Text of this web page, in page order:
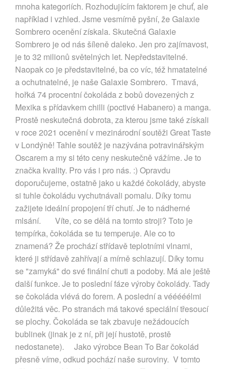
mnoha kategoriích. Rozhodujícím faktorem je chuť, ale
například i vzhled. Jsme vesmírně pyšní, že Galaxie
Sombrero ocenění získala. Skutečná Galaxie
Sombrero je od nás šíleně daleko. Jen pro zajímavost,
je to 32 milionů světelných let. Nepředstavitelné.
Naopak co je představitelné, ba co víc, též hmatatelné
a ochutnatelné, je naše Galaxie Sombrero. Tmavá,
hořká 74 procentní čokoláda z bobů dovezených z
Mexika s přídavkem chilli (poctivé Habanero) a manga.
Prostě neskutečná dobrota, za kterou jsme také získali
v roce 2021 ocenění v mezinárodní soutěži Great Taste
v Londýně! Tahle soutěž je nazývána potravinářským
Oscarem a my si této ceny neskutečně vážíme. Je to
značka kvality. Pro vás i pro nás. :) Opravdu
doporučujeme, ostatně jako u každé čokolády, abyste
si tuhle čokoládu vychutnávali pomalu. Díky tomu
zažijete ideální propojení tří chutí. Je to nádherné
mlsání. Víte, co se dělá na tomto stroji? Toto je
tempírka, čokoláda se tu temperuje. Ale co to
znamená? Že prochází střídavě teplotními vlnami,
které ji střídavě zahřívají a mírně schlazují. Díky tomu
se "zamyká" do své finální chuti a podoby. Má ale ještě
další funkce. Je to poslední fáze výroby čokolády. Tady
se čokoláda vlévá do forem. A poslední a vééééélmi
důležitá věc. Po stranách má takové speciální třesoucí
se plochy. Čokoláda se tak zbavuje nežádoucích
bublinek (jinak je z ní, při její hustotě, prostě
nedostanete). Jako výrobce Bean To Bar čokolád
přesně víme, odkud pochází naše suroviny. V tomto